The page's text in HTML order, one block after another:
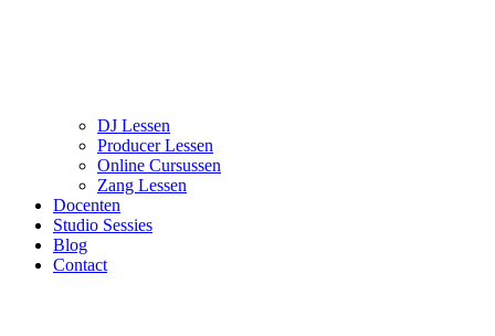
DJ Lessen
Producer Lessen
Online Cursussen
Zang Lessen
Docenten
Studio Sessies
Blog
Contact